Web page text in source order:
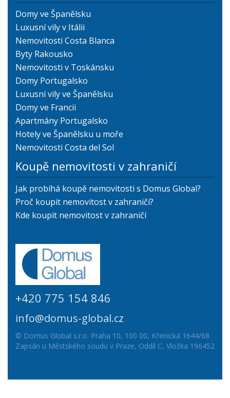
Domy ve Španělsku
Luxusní vily v Itálii
Nemovitosti Costa Blanca
Byty Rakousko
Nemovitosti v Toskánsku
Domy Portugalsko
Luxusní vily ve Španělsku
Domy ve Francii
Apartmány Portugalsko
Hotely ve Španělsku u moře
Nemovitosti Costa del Sol
Koupě nemovitosti v zahraničí
Jak probíhá koupě nemovitosti s Domus Global?
Proč koupit nemovitost v zahraničí?
Kde koupit nemovitost v zahraničí
+420 775 154 846
info@domus-global.cz
© Domus Global s.r.o. Praha 10, 100 00, Křenická 1644/68
Zapsán u Městského soudu v Praze, Oddíl C, Vložka 196452